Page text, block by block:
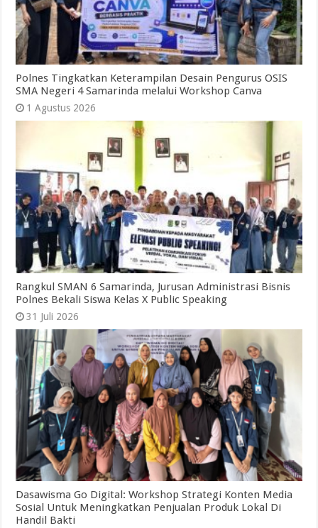
Polnes Tingkatkan Keterampilan Desain Pengurus OSIS
SMA Negeri 4 Samarinda melalui Workshop Canva
1 Agustus 2026
Rangkul SMAN 6 Samarinda, Jurusan Administrasi Bisnis
Polnes Bekali Siswa Kelas X Public Speaking
31 Juli 2026
Dasawisma Go Digital: Workshop Strategi Konten Media
Sosial Untuk Meningkatkan Penjualan Produk Lokal Di
Handil Bakti